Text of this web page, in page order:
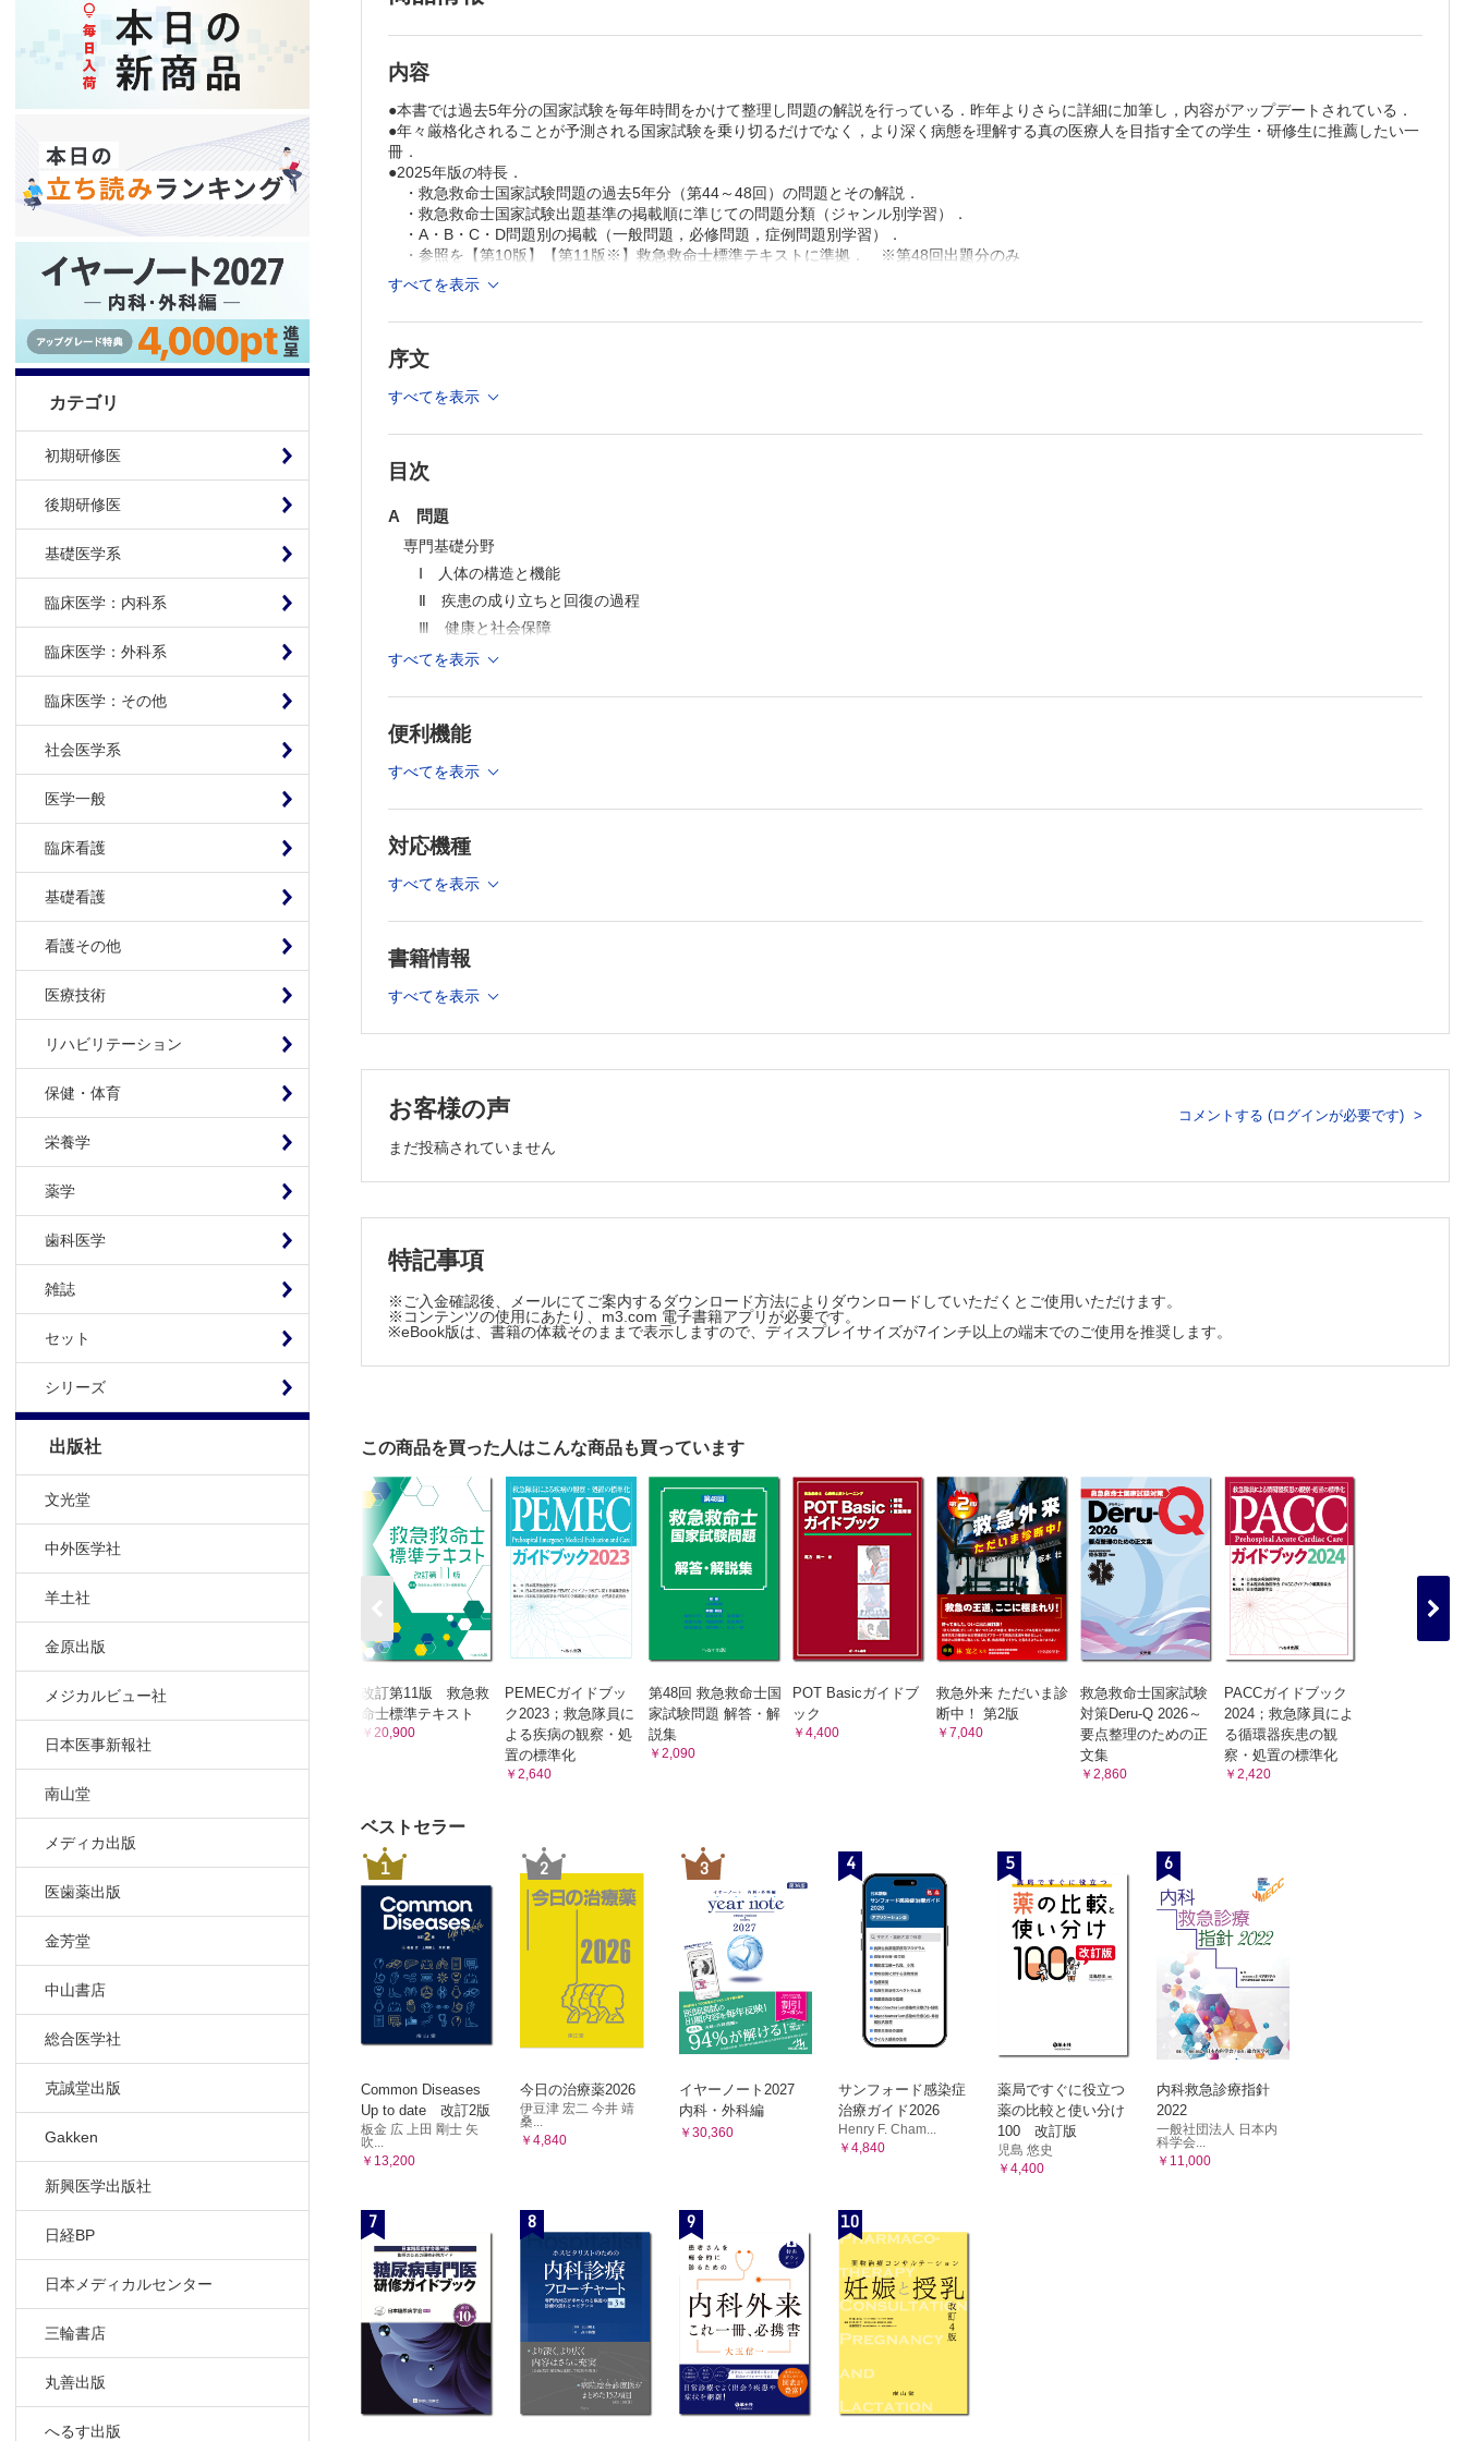
カテゴリ
初期研修医
後期研修医
基礎医学系
臨床医学：内科系
臨床医学：外科系
臨床医学：その他
社会医学系
医学一般
臨床看護
基礎看護
看護その他
医療技術
リハビリテーション
保健・体育
栄養学
薬学
歯科医学
雑誌
セット
シリーズ
出版社
文光堂
中外医学社
羊土社
金原出版
メジカルビュー社
日本医事新報社
南山堂
メディカ出版
医歯薬出版
金芳堂
中山書店
総合医学社
克誠堂出版
Gakken
新興医学出版社
日経BP
日本メディカルセンター
三輪書店
丸善出版
へるす出版
内容
●本書では過去5年分の国家試験を毎年時間をかけて整理し問題の解説を行っている．昨年よりさらに詳細に加筆し，内容がアップデートされている．
●年々厳格化されることが予測される国家試験を乗り切るだけでなく，より深く病態を理解する真の医療人を目指す全ての学生・研修生に推薦したい一
冊．
●2025年版の特長．
・救急救命士国家試験問題の過去5年分（第44～48回）の問題とその解説．
・救急救命士国家試験出題基準の掲載順に準じての問題分類（ジャンル別学習）．
・A・B・C・D問題別の掲載（一般問題，必修問題，症例問題別学習）．
・参照を【第10版】【第11版※】救急救命士標準テキストに準拠． ※第48回出題分のみ
すべてを表示
序文
すべてを表示
目次
A 問題
専門基礎分野
Ⅰ 人体の構造と機能
Ⅱ 疾患の成り立ちと回復の過程
Ⅲ 健康と社会保障
専門分野
Ⅲ 疾病救急医学
Ⅳ 外傷救急医学
必修問題
C 問題
D 問題
専門分野
Ⅰ 救急医学概論
Ⅴ 環境障害・急性中毒学
すべてを表示
便利機能
すべてを表示
対応機種
すべてを表示
書籍情報
すべてを表示
お客様の声 コメントする (ログインが必要です)
まだ投稿されていません
特記事項
※ご入金確認後、メールにてご案内するダウンロード方法によりダウンロードしていただくとご使用いただけます。
※コンテンツの使用にあたり、m3.com 電子書籍アプリが必要です。
※eBook版は、書籍の体裁そのままで表示しますので、ディスプレイサイズが7インチ以上の端末でのご使用を推奨します。
この商品を買った人はこんな商品も買っています
改訂第11版 救急救
命士標準テキスト
￥20,900
PEMECガイドブッ
ク2023；救急隊員に
よる疾病の観察・処
置の標準化
￥2,640
第48回 救急救命士国
家試験問題 解答・解
説集
￥2,090
POT Basicガイドブ
ック
￥4,400
救急外来 ただいま診
断中！ 第2版
￥7,040
救急救命士国家試験
対策Deru-Q 2026～
要点整理のための正
文集
￥2,860
PACCガイドブック
2024；救急隊員によ
る循環器疾患の観
察・処置の標準化
￥2,420
ベストセラー
1
Common Diseases
Up to date 改訂2版
板金 広 上田 剛士 矢
吹...
￥13,200
2
今日の治療薬2026
伊豆津 宏二 今井 靖
桑...
￥4,840
3
イヤーノート2027
内科・外科編
￥30,360
4
サンフォード感染症
治療ガイド2026
Henry F. Cham...
￥4,840
5
薬局ですぐに役立つ
薬の比較と使い分け
100 改訂版
児島 悠史
￥4,400
6
内科救急診療指針
2022
一般社団法人 日本内
科学会...
￥11,000
7 8 9 10